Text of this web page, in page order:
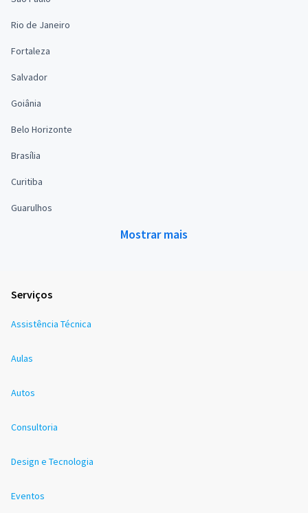
Rio de Janeiro
Fortaleza
Salvador
Goiânia
Belo Horizonte
Brasília
Curitiba
Guarulhos
Mostrar mais
Serviços
Assistência Técnica
Aulas
Autos
Consultoria
Design e Tecnologia
Eventos